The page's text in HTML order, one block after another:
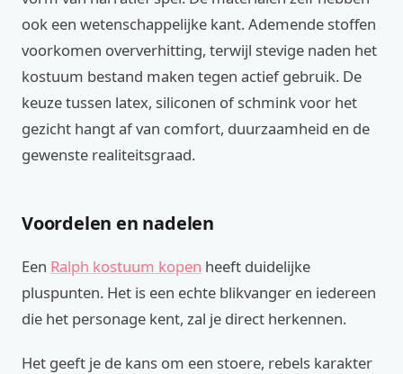
ook een wetenschappelijke kant. Ademende stoffen
voorkomen oververhitting, terwijl stevige naden het
kostuum bestand maken tegen actief gebruik. De
keuze tussen latex, siliconen of schmink voor het
gezicht hangt af van comfort, duurzaamheid en de
gewenste realiteitsgraad.
Voordelen en nadelen
Een Ralph kostuum kopen heeft duidelijke
pluspunten. Het is een echte blikvanger en iedereen
die het personage kent, zal je direct herkennen.
Het geeft je de kans om een stoere, rebels karakter